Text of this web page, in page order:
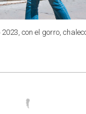
con el gorro,